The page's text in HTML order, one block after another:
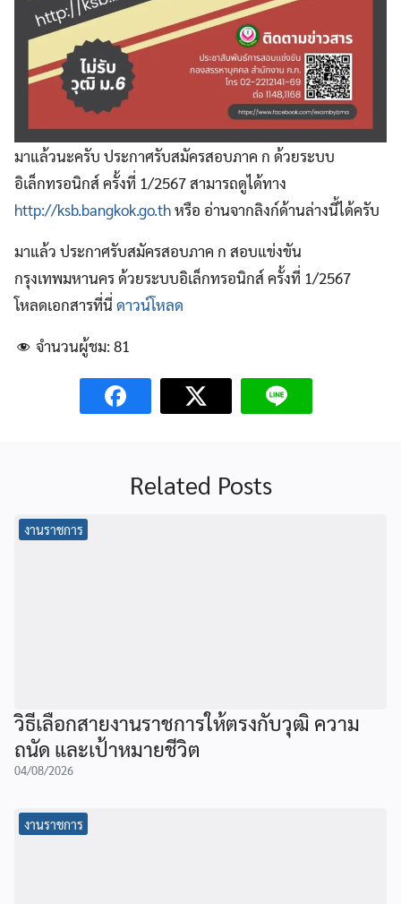
มาแล้วนะครับ ประกาศรับสมัครสอบภาค ก ด้วยระบบ
อิเล็กทรอนิกส์ ครั้งที่ 1/2567 สามารถดูได้ทาง
http://ksb.bangkok.go.thหรือ อ่านจากลิงก์ด้านล่างนี้ได้ครับ
มาแล้ว ประกาศรับสมัครสอบภาค ก สอบแข่งขัน
กรุงเทพมหานคร ด้วยระบบอิเล็กทรอนิกส์ ครั้งที่ 1/2567
โหลดเอกสารที่นี่ ดาวน์โหลด
จำนวนผู้ชม: 81
Related Posts
งานราชการ
วิธีเลือกสายงานราชการให้ตรงกับวุฒิ ความ
ถนัด และเป้าหมายชีวิต
04/08/2026
งานราชการ